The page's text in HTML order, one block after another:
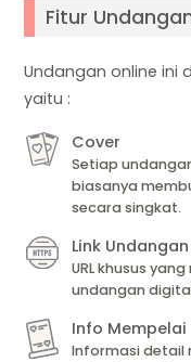
Fitur
Undangan online ini
yaitu :
Cover
Setiap
biasanya
secara singkat.
Link Undangan
URL khusus
undangan
Info Mempelai
Informasi detail